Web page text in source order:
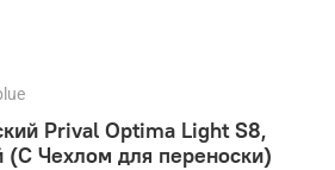
Prival Optima Light S8,
(С Чехлом для переноски)